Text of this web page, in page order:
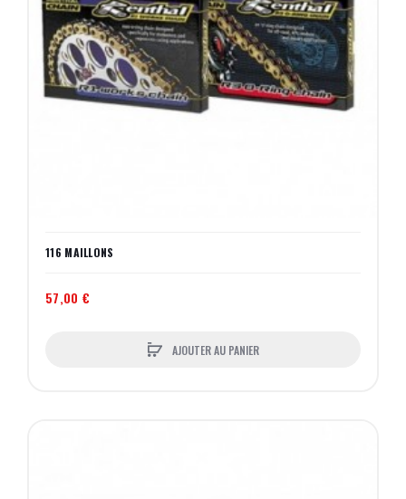
116 MAILLONS
57,00 €
AJOUTER AU PANIER